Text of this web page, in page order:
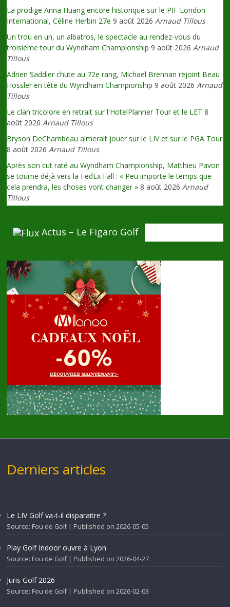
La prodige Anna Huang encore historique sur le PIF London
International, Céline Herbin 27e 9 août 2026 Arnaud Tillous
Un trou en un, un albatros, le spectacle au rendez-vous du
troisième tour du Wyndham Championship 9 août 2026 Arnaud
Tillous
Adrien Saddier chute au 72e rang, Michael Brennan rejoint Beau
Hossler en tête du Wyndham Championship 9 août 2026 Arnaud
Tillous
Le clan tricolore en retrait sur l'HotelPlanner Tour et le LET 8
août 2026 Arnaud Tillous
Bryson DeChambeau aimerait jouer sur le LIV et sur le PGA Tour
8 août 2026 Arnaud Tillous
Après son cut raté au Wyndham Championship, Matthieu Pavon
se tourne déjà vers la FedEx Fall : « Peu importe le temps que
cela prendra, les choses vont changer » 8 août 2026 Arnaud
Tillous
Actus – Le Figaro Golf
Derniers articles
Le LIV Golf va-t-il disparaitre ?
Source: Fou de Golf Published on 2026-05-05
Play Golf Indoor ouvre à Lyon
Source: Fou de Golf Published on 2026-04-27
Juris Golf 2026
Source: Fou de Golf Published on 2026-02-03